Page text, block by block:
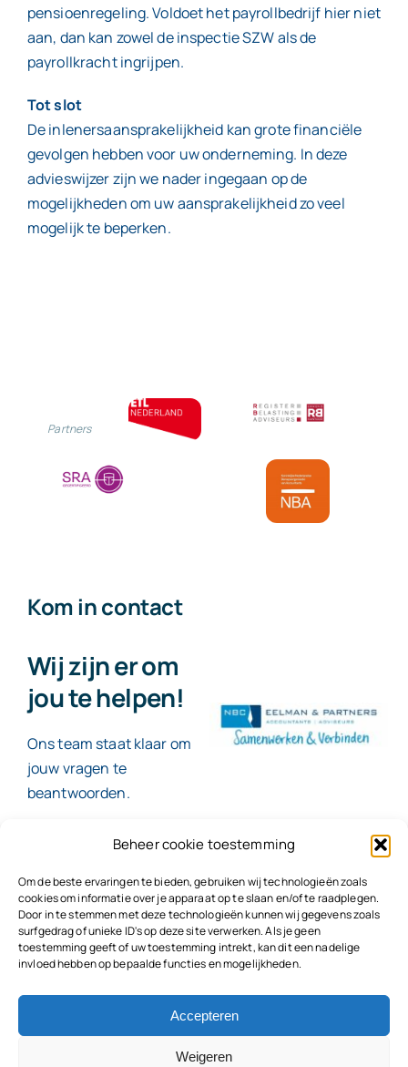
Beheer cookie toestemming
Om de beste ervaringen te bieden, gebruiken wij technologieën zoals
cookies om informatie over je apparaat op te slaan en/of te raadplegen.
Door in te stemmen met deze technologieën kunnen wij gegevens zoals
surfgedrag of unieke ID's op deze site verwerken. Als je geen
toestemming geeft of uw toestemming intrekt, kan dit een nadelige
invloed hebben op bepaalde functies en mogelijkheden.
Accepteren
Weigeren
pensioenregeling. Voldoet het payrollbedrijf hier niet
aan, dan kan zowel de inspectie SZW als de
payrollkracht ingrijpen.
Tot slot
De inlenersaansprakelijkheid kan grote financiële
gevolgen hebben voor uw onderneming. In deze
advieswijzer zijn we nader ingegaan op de
mogelijkheden om uw aansprakelijkheid zo veel
mogelijk te beperken.
Partners
Kom in contact
Wij zijn er om
jou te helpen!
Ons team staat klaar om
jouw vragen te
beantwoorden.
Contact
© 2026NBC Eelman & Partners |KvK: 78187591
Algemene voorwaarden|Disclaimer | Copyright |